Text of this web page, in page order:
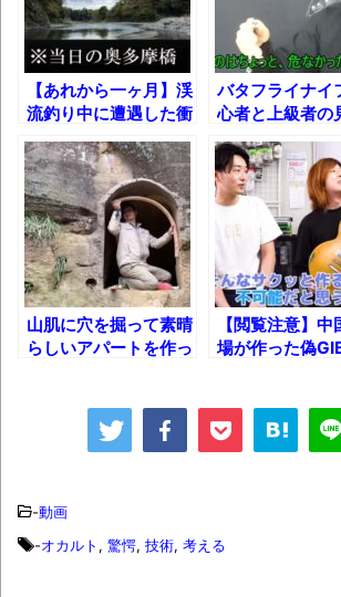
感想
TBS「マツコの知らない世界
集でほとんど紹介されなかった
ば自分たちで紹介だ！
時代の流れ
【衝撃】道志村の骨や服、沢
されてきた可能性・・・・・・
オーストラリアの男性飛行
飛行
【中国】パトカーの前で好
屋やお煽り運転など盛りだくさん
「ム、ムリです・・・」メ
に入院中のオレのオナサポ懇願
に入院中のオレのオナサポ懇願
ナチスドイツは何故バルバロ
【あれから一ヶ月】渓
流釣り中に遭遇した衝
撃的事件を振り返る
バタフライナイ
心者と上級者の
方
山肌に穴を掘って素晴
らしいアパートを作っ
【閲覧注意】中
場が作った偽
-動画
-オカルト , 驚愕, 技術, 考える